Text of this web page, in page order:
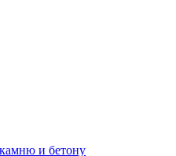
и бетону